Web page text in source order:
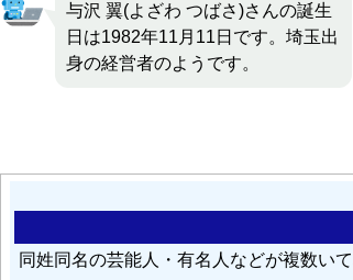
与沢 翼(よざわ つばさ)さんの誕生
日は1982年11月11日です。埼玉出
身の経営者のようです。
同姓同名の芸能人・有名人などが複数い